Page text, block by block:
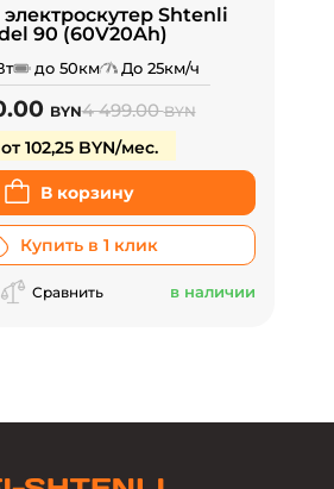
электроскутер Shtenli
90 (60V20Ah)
до 50км До 25км/ч
BYN4 499.00BYN
от 102,25 BYN/мес.
В корзину
Купить в 1 клик
Сравнить в наличии